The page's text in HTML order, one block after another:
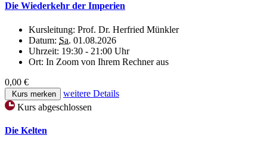
Die Wiederkehr der Imperien
Kursleitung: Prof. Dr. Herfried Münkler
Datum: Sa. 01.08.2026
Uhrzeit: 19:30 - 21:00 Uhr
Ort: In Zoom von Ihrem Rechner aus
0,00 €
Kurs merken
weitere Details
Kurs abgeschlossen
Die Kelten